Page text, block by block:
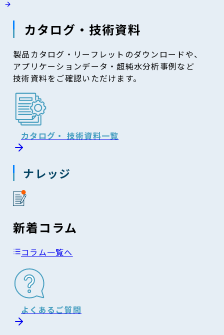
カタログ・技術資料
製品カタログ・リーフレットのダウンロードや、
アプリケーションデータ・超純水分析事例など
技術資料をご確認いただけます。
カタログ・ 技術資料一覧
ナレッジ
新着コラム
コラム一覧へ
よくあるご質問